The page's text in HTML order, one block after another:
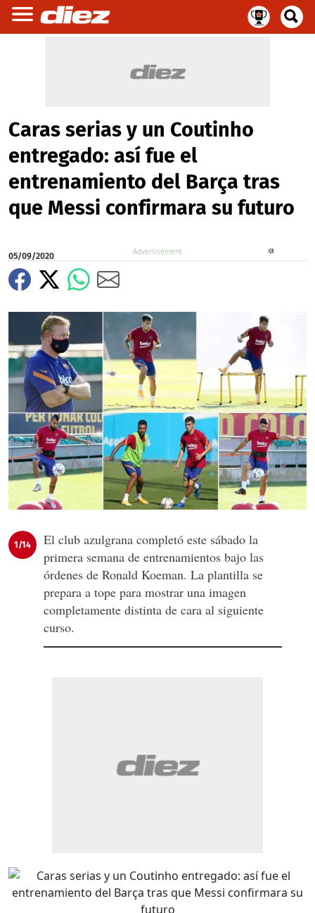
Caras serias y un Coutinho
entregado: así fue el
entrenamiento del Barça tras
que Messi confirmara su futuro
05/09/2020
1/14
El club azulgrana completó este sábado la
primera semana de entrenamientos bajo las
órdenes de Ronald Koeman. La plantilla se
prepara a tope para mostrar una imagen
completamente distinta de cara al siguiente
curso.
X